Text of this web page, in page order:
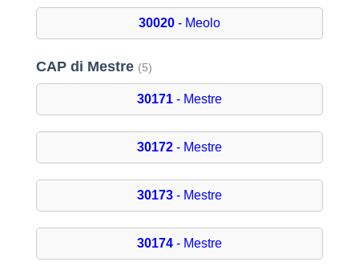
30020- Meolo
CAP di Mestre (5)
30171- Mestre
30172- Mestre
30173- Mestre
30174- Mestre